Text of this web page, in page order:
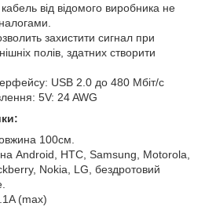
від відомого виробника не
захистити сигнал при
полів, здатних створити
USB 2.0 до 480 Мбіт/с
5V: 24 AWG
100см.
Android, HTC, Samsung, Motorola,
Nokia, LG, бездротовий
(max)